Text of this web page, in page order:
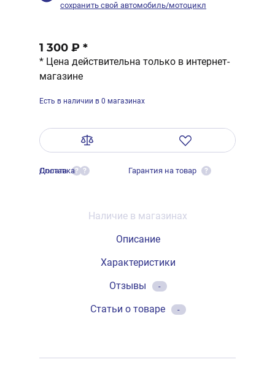
сохранить свой автомобиль/мотоцикл
1 300 ₽ *
* Цена действительна только в интернет-
магазине
Есть в наличии в 0 магазинах
Оплата ?
Доставка ? Гарантия на товар ?
Наличие в магазинах
Описание
Характеристики
Отзывы
-
Статьи о товаре -